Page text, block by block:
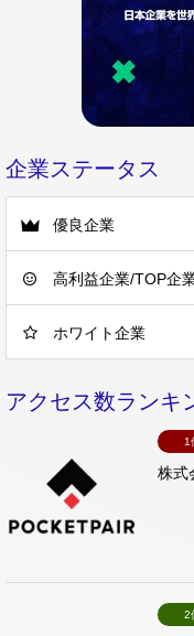
企業ステータス
優良企業
高利益企業/TOP企
ホワイト企業
アクセス数ランキ
1
株式
2